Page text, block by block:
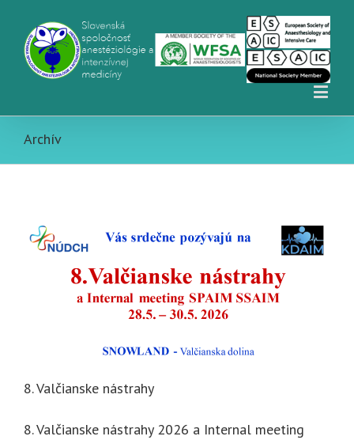
Archív
8. Valčianske nástrahy
8. Valčianske nástrahy 2026 a Internal meeting